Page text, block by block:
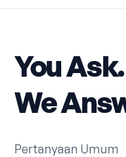
You Ask.
We
Pertanyaan Umum